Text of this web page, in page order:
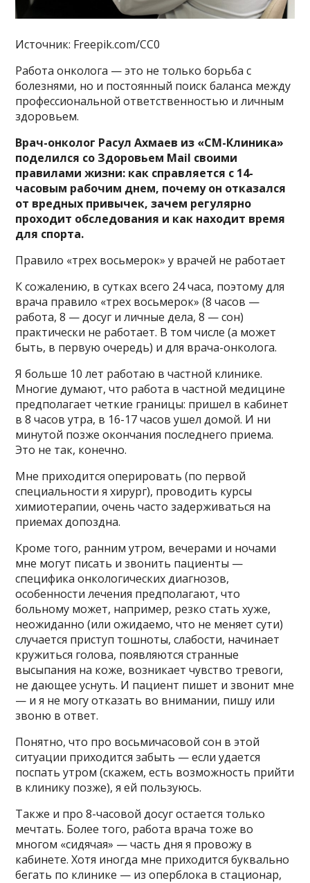
Источник: Freepik.com/CC0
Работа онколога — это не только борьба с
болезнями, но и постоянный поиск баланса между
профессиональной ответственностью и личным
здоровьем.
Врач-онколог Расул Ахмаев из «СМ-Клиника»
поделился со Здоровьем Mail своими
правилами жизни: как справляется с 14-
часовым рабочим днем, почему он отказался
от вредных привычек, зачем регулярно
проходит обследования и как находит время
для спорта.
Правило «трех восьмерок» у врачей не работает
К сожалению, в сутках всего 24 часа, поэтому для
врача правило «трех восьмерок» (8 часов —
работа, 8 — досуг и личные дела, 8 — сон)
практически не работает. В том числе (а может
быть, в первую очередь) и для врача-онколога.
Я больше 10 лет работаю в частной клинике.
Многие думают, что работа в частной медицине
предполагает четкие границы: пришел в кабинет
в 8 часов утра, в 16-17 часов ушел домой. И ни
минутой позже окончания последнего приема.
Это не так, конечно.
Мне приходится оперировать (по первой
специальности я хирург), проводить курсы
химиотерапии, очень часто задерживаться на
приемах допоздна.
Кроме того, ранним утром, вечерами и ночами
мне могут писать и звонить пациенты —
специфика онкологических диагнозов,
особенности лечения предполагают, что
больному может, например, резко стать хуже,
неожиданно (или ожидаемо, что не меняет сути)
случается приступ тошноты, слабости, начинает
кружиться голова, появляются странные
высыпания на коже, возникает чувство тревоги,
не дающее уснуть. И пациент пишет и звонит мне
— и я не могу отказать во внимании, пишу или
звоню в ответ.
Понятно, что про восьмичасовой сон в этой
ситуации приходится забыть — если удается
поспать утром (скажем, есть возможность прийти
в клинику позже), я ей пользуюсь.
Также и про 8-часовой досуг остается только
мечтать. Более того, работа врача тоже во
многом «сидячая» — часть дня я провожу в
кабинете. Хотя иногда мне приходится буквально
бегать по клинике — из оперблока в стационар,